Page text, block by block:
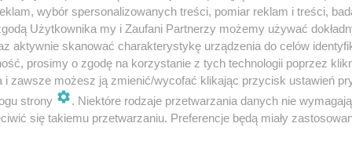
uwagę. Po zapyleniu kwiatu róża uruchamia
w tworzenie nowych pąków, zaczyna rozwijać
widzenia to dla rośliny najważniejsze zadanie.
– nawożenie i pielęgnacja
MATERIAŁ SPONSOROWANY
wybór spersonalizowanych treści, pomiar reklam i treści,
Użytkownika my i Zaufani Partnerzy możemy używać
aktywnie skanować charakterystykę urządzenia do celów
prosimy o zgodę na korzystanie z tych technologii poprzez
i zawsze możesz ją zmienić/wycofać klikając przycisk ustawień
strony
. Niektóre rodzaje przetwarzania danych nie
się takiemu przetwarzaniu. Preferencje będą miały